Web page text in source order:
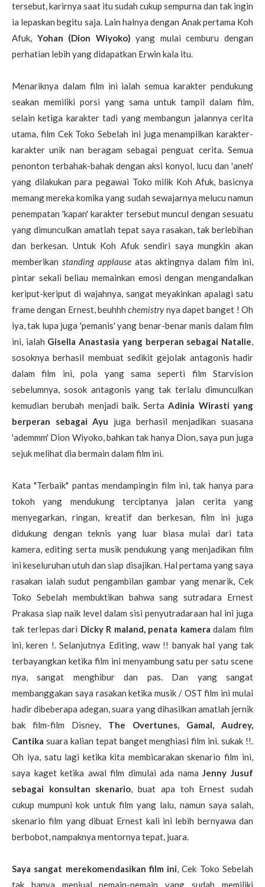
tersebut, karirnya saat itu sudah cukup sempurna dan tak ingin
ia lepaskan begitu saja. Lain halnya dengan Anak pertama Koh
Afuk, Yohan (Dion Wiyoko) yang mulai cemburu dengan
perhatian lebih yang didapatkan Erwin kala itu.
Menariknya dalam film ini ialah semua karakter pendukung
seakan memiliki porsi yang sama untuk tampil dalam film,
selain ketiga karakter tadi yang membangun jalannya cerita
utama, film Cek Toko Sebelah ini juga menampilkan karakter-
karakter unik nan beragam sebagai penguat cerita. Semua
penonton terbahak-bahak dengan aksi konyol, lucu dan 'aneh'
yang dilakukan para pegawai Toko milik Koh Afuk, basicnya
memang mereka komika yang sudah sewajarnya melucu namun
penempatan 'kapan' karakter tersebut muncul dengan sesuatu
yang dimunculkan amatlah tepat saya rasakan, tak berlebihan
dan berkesan. Untuk Koh Afuk sendiri saya mungkin akan
memberikan standing applauseatas aktingnya dalam film ini,
pintar sekali beliau memainkan emosi dengan mengandalkan
keriput-keriput di wajahnya, sangat meyakinkan apalagi satu
frame dengan Ernest, beuhhhchemistrynya dapet banget ! Oh
iya, tak lupa juga 'pemanis' yang benar-benar manis dalam film
ini, ialah Gisella Anastasia yang berperan sebagai Natalie,
sosoknya berhasil membuat sedikit gejolak antagonis hadir
dalam film ini, pola yang sama seperti film Starvision
sebelumnya, sosok antagonis yang tak terlalu dimunculkan
kemudian berubah menjadi baik. SertaAdinia Wirasti yang
berperan sebagai Ayu juga berhasil menjadikan suasana
'ademmm' Dion Wiyoko, bahkan tak hanya Dion, saya pun juga
sejuk melihat dia bermain dalam film ini.
Kata "Terbaik" pantas mendampingin film ini, tak hanya para
tokoh yang mendukung terciptanya jalan cerita yang
menyegarkan, ringan, kreatif dan berkesan, film ini juga
didukung dengan teknis yang luar biasa mulai dari tata
kamera, editing serta musik pendukung yang menjadikan film
ini keseluruhan utuh dan siap disajikan. Hal pertama yang saya
rasakan ialah sudut pengambilan gambar yang menarik, Cek
Toko Sebelah membuktikan bahwa sang sutradara Ernest
Prakasa siap naik level dalam sisi penyutradaraan hal ini juga
tak terlepas dari Dicky R maland, penata kamera dalam film
ini, keren !. Selanjutnya Editing, waw !! banyak hal yang tak
terbayangkan ketika film ini menyambung satu per satu scene
nya, sangat menghibur dan pas. Dan yang sangat
membanggakan saya rasakan ketika musik / OST film ini mulai
hadir dibeberapa adegan, suara yang dihasilkan amatlah jernik
bak film-film Disney, The Overtunes, Gamal, Audrey,
Cantika suara kalian tepat banget menghiasi film ini. sukak !!.
Oh iya, satu lagi ketika kita membicarakan skenario film ini,
saya kaget ketika awal film dimulai ada namaJenny Jusuf
sebagai konsultan skenario, buat apa toh Ernest sudah
cukup mumpuni kok untuk film yang lalu, namun saya salah,
skenario film yang dibuat Ernest kali ini lebih bernyawa dan
berbobot, nampaknya mentornya tepat, juara.
Saya sangat merekomendasikan film ini, Cek Toko Sebelah